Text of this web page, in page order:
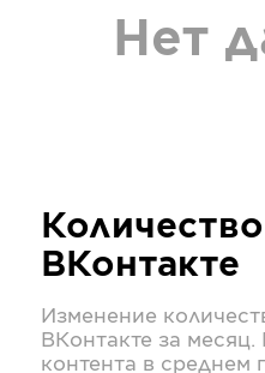
Нет
ВКонтакте
Изменение
ВКонтакте за месяц.
контента в среднем